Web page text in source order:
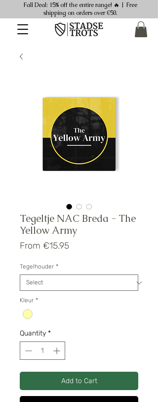
Fall Deal: 15% off the entire range! 🔥 | Free
shipping on orders over €50.
Tegeltje NAC Breda - The
Yellow Army
From €15.95Sale
Tegelhouder *
Kleur *
Quantity *
Add to Cart